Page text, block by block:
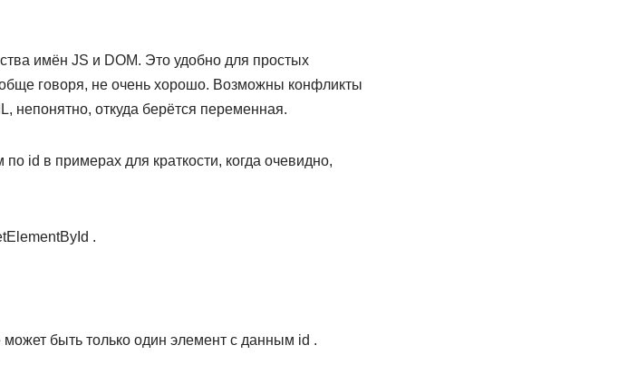
имён JS и DOM. Это удобно для простых
говоря, не очень хорошо. Возможны конфликты
непонятно, откуда берётся переменная.
id в примерах для краткости, когда очевидно,
.
быть только один элемент с данным id .